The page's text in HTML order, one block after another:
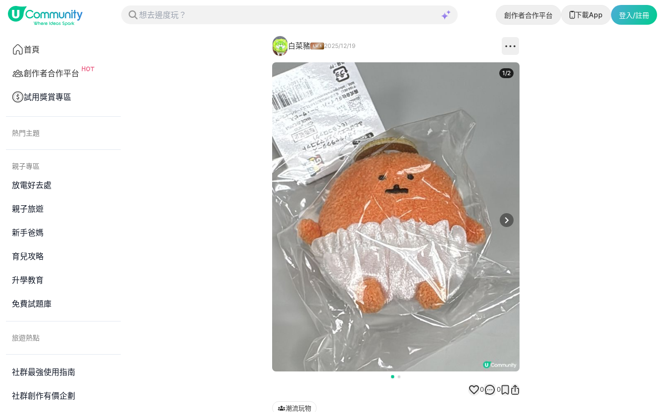
創作者合作平台 下載App 登入/註冊
首頁
創作者合作平台
試用獎賞專區
熱門主題
親子專區
放電好去處
親子旅遊
新手爸媽
育兒攻略
升學教育
免費試題庫
旅遊熱點
社群最強使用指南
社群創作有價企劃
白菜豬 2025/12/19
Next slide
1/2
0 0
潮流玩物